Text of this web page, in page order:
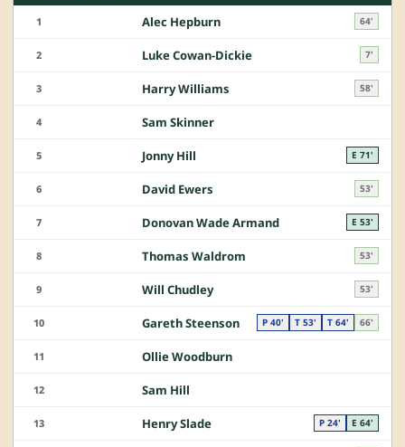
1 Alec Hepburn 64'
2 Luke Cowan-Dickie 7'
3 Harry Williams 58'
4 Sam Skinner
5 Jonny Hill E 71'
6 David Ewers 53'
7 Donovan Wade Armand E 53'
8 Thomas Waldrom 53'
9 Will Chudley 53'
10 Gareth Steenson P 40' T 53' T 64' 66'
11 Ollie Woodburn
12 Sam Hill
13 Henry Slade P 24' E 64'